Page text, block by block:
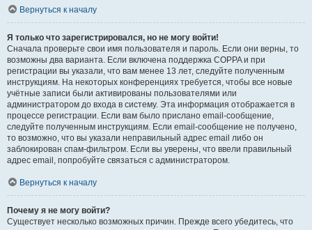
Вернуться к началу
Я только что зарегистрировался, но не могу войти!
Сначала проверьте свои имя пользователя и пароль. Если они верны, то
возможны два варианта. Если включена поддержка COPPA и при
регистрации вы указали, что вам менее 13 лет, следуйте полученным
инструкциям. На некоторых конференциях требуется, чтобы все новые
учётные записи были активированы пользователями или
администратором до входа в систему. Эта информация отображается в
процессе регистрации. Если вам было прислано email-сообщение,
следуйте полученным инструкциям. Если email-сообщение не получено,
то возможно, что вы указали неправильный адрес email либо он
заблокирован спам-фильтром. Если вы уверены, что ввели правильный
адрес email, попробуйте связаться с администратором.
Вернуться к началу
Почему я не могу войти?
Существует несколько возможных причин. Прежде всего убедитесь, что